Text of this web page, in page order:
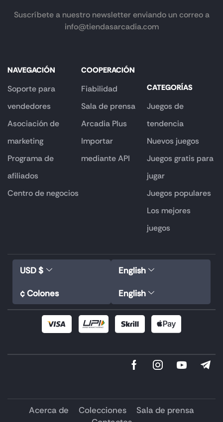
Suscríbete a nuestro newsletter enviando un correo a
info@tiendasarcadia.com
NAVEGACIÓN
Soporte para
vendedores
Asociación de
marketing
Programa de
afiliados
Centro de negocios
COOPERACIÓN
Fiabilidad
Sala de prensa
Arcadia Plus
Importar
mediante API
CATEGORÍAS
Juegos de
tendencia
Nuevos juegos
Juegos gratis para
jugar
Juegos populares
Los mejores
juegos
USD $
¢ Colones
English
English
Acerca de Colecciones
Sala de prensa